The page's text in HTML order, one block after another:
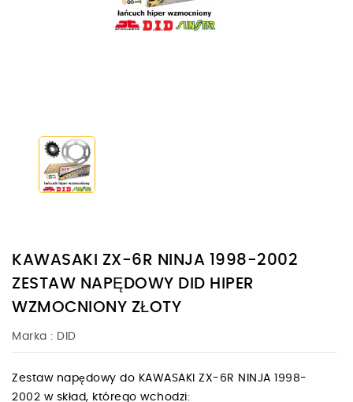
KAWASAKI ZX-6R NINJA 1998-2002
ZESTAW NAPĘDOWY DID HIPER
WZMOCNIONY ZŁOTY
Marka : DID
Zestaw napędowy do KAWASAKI ZX-6R NINJA 1998-
2002 w skład, którego wchodzi: